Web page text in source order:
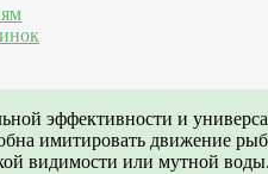
эффективности и
имитировать движение
видимости или мутной воды.